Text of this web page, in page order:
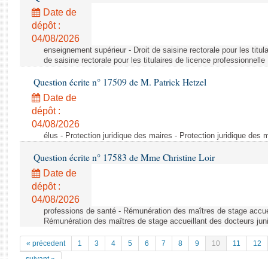
Date de
dépôt :
04/08/2026
enseignement supérieur - Droit de saisine rectorale pour les
de saisine rectorale pour les titulaires de licence professionnelle
Question écrite n° 17509 de M. Patrick Hetzel
Date de
dépôt :
04/08/2026
élus - Protection juridique des maires - Protection juridique des
Question écrite n° 17583 de Mme Christine Loir
Date de
dépôt :
04/08/2026
professions de santé - Rémunération des maîtres de stage
Rémunération des maîtres de stage accueillant des docteurs
« précedent 1 3 4 5 6 7 8 9 10 11
12